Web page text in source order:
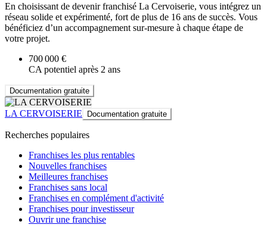
En choisissant de devenir franchisé La Cervoiserie, vous intégrez un
réseau solide et expérimenté, fort de plus de 16 ans de succès. Vous
bénéficiez d’un accompagnement sur-mesure à chaque étape de
votre projet.
700 000 €
CA potentiel après 2 ans
Documentation gratuite
LA CERVOISERIE Documentation gratuite
Recherches populaires
Franchises les plus rentables
Nouvelles franchises
Meilleures franchises
Franchises sans local
Franchises en complément d'activité
Franchises pour investisseur
Ouvrir une franchise